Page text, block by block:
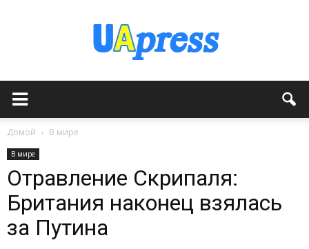
Домой В мире
В мире
Отравление Скрипаля:
Британия наконец взялась
за Путина